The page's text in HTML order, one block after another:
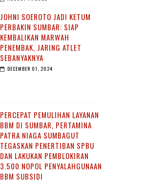
JOHNI SOEROTO JADI KETUM
PERBAKIN SUMBAR: SIAP
KEMBALIKAN MARWAH
PENEMBAK, JARING ATLET
SEBANYAKNYA
DECEMBER 01, 2024
PERCEPAT PEMULIHAN LAYANAN
BBM DI SUMBAR, PERTAMINA
PATRA NIAGA SUMBAGUT
TEGASKAN PENERTIBAN SPBU
DAN LAKUKAN PEMBLOKIRAN
3.500 NOPOL PENYALAHGUNAAN
BBM SUBSIDI